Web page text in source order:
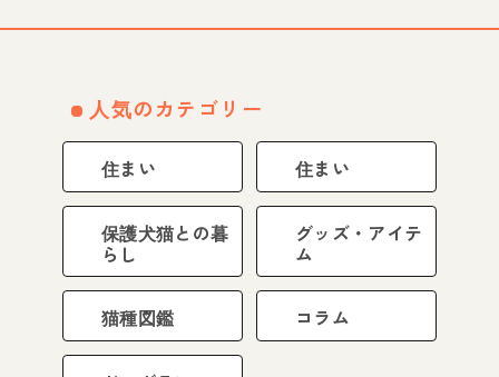
人気のカテゴリー
住まい 住まい
保護犬猫との暮
らし
グッズ・アイテ
ム
猫種図鑑 コラム